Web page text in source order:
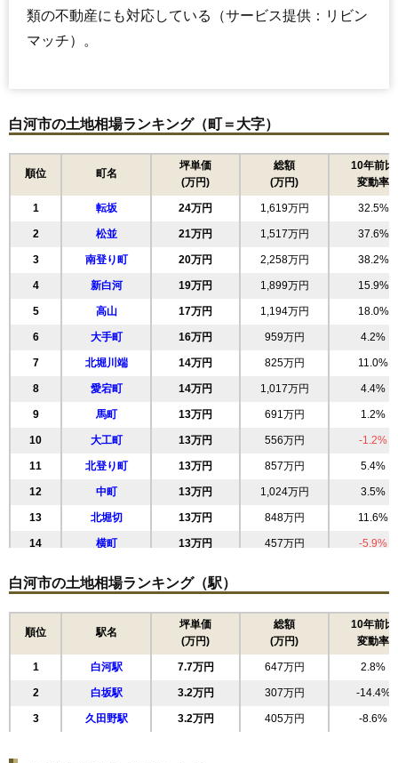
類の不動産にも対応している（サービス提供：リビン
マッチ）。
白河市の土地相場ランキング（町＝大字）
順位 町名
坪単価
(万円)
総額
(万円)
10年前比
変動率
1 転坂 24万円 1,619万円 32.5%
2 松並 21万円 1,517万円 37.6%
3 南登り町 20万円 2,258万円 38.2%
4 新白河 19万円 1,899万円 15.9%
5 高山 17万円 1,194万円 18.0%
6 大手町 16万円 959万円 4.2%
7 北堀川端 14万円 825万円 11.0%
8 愛宕町 14万円 1,017万円 4.4%
9 馬町 13万円 691万円 1.2%
10 大工町 13万円 556万円 -1.2%
11 北登り町 13万円 857万円 5.4%
12 中町 13万円 1,024万円 3.5%
13 北堀切 13万円 848万円 11.6%
14 横町 13万円 457万円 -5.9%
16 円明寺 12万円 815万円 12.0%
12万円 563万円 4.5%
12万円 672万円 12.8%
19 北真舟 12万円 812万円 2.4%
20 菖蒲沢 11万円 773万円 4.7%
21 金鈴 11万円 1,036万円 3.9%
白河市の土地相場ランキング（駅）
順位 駅名
坪単価
(万円)
総額
(万円)
10年前比
変動率
1 白河駅 7.7万円 647万円 2.8%
2 白坂駅 3.2万円 307万円 -14.4%
3 久田野駅 3.2万円 405万円 -8.6%